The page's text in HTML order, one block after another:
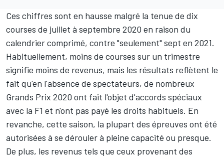
Ces chiffres sont en hausse malgré la tenue de dix
courses de juillet à septembre 2020 en raison du
calendrier comprimé, contre "seulement" sept en 2021.
Habituellement, moins de courses sur un trimestre
signifie moins de revenus, mais les résultats reflètent le
fait qu'en l'absence de spectateurs, de nombreux
Grands Prix 2020 ont fait l'objet d'accords spéciaux
avec la F1 et n'ont pas payé les droits habituels. En
revanche, cette saison, la plupart des épreuves ont été
autorisées à se dérouler à pleine capacité ou presque.
De plus, les revenus tels que ceux provenant des